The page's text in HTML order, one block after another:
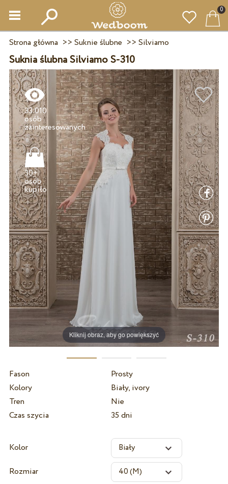
0
Strona główna >> Suknie ślubne >> Silviamo
Suknia ślubna Silviamo S-310
Kliknij obraz, aby go powiększyć
33 010
osób
zainteresowanych
30+
osób
Fason
Prosty
Kolory
Biały, ivory
Tren
Nie
Czas szycia
35 dni
Kolor
Rozmiar